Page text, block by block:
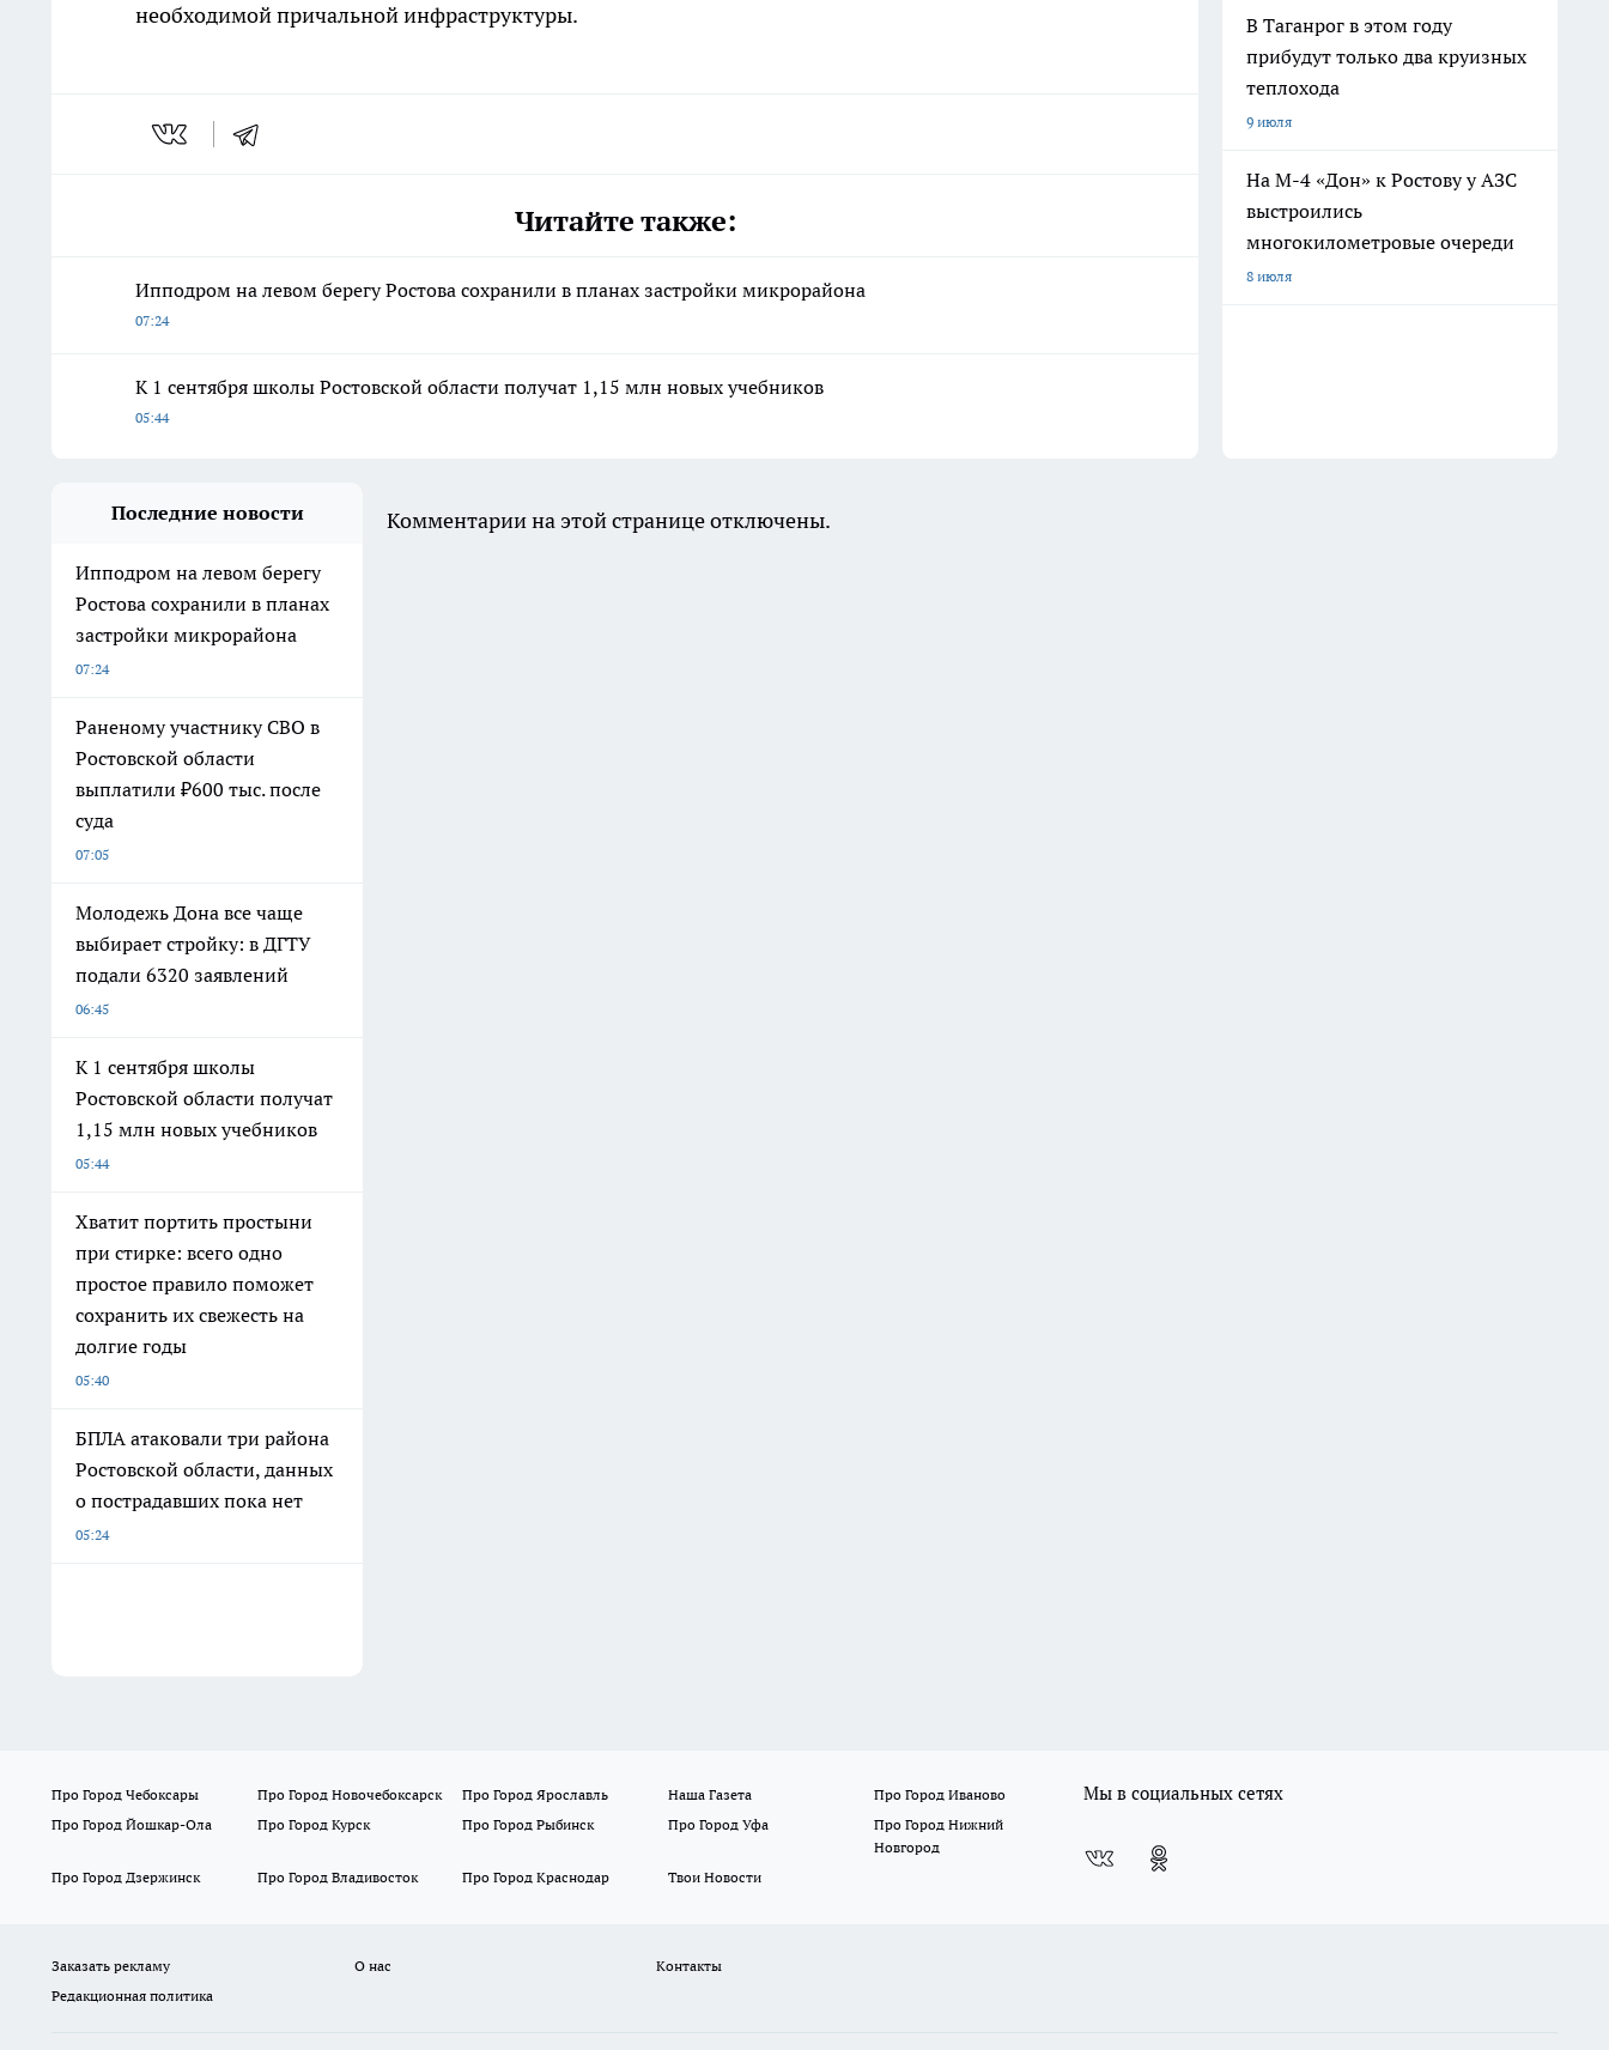
необходимой причальной инфраструктуры.
Читайте также:
Ипподром на левом берегу Ростова сохранили в планах застройки микрорайона
07:24
К 1 сентября школы Ростовской области получат 1,15 млн новых учебников
05:44
В Таганрог в этом году
прибудут только два круизных
теплохода
9 июля
На М-4 «Дон» к Ростову у АЗС
выстроились
многокилометровые очереди
8 июля
Последние новости
Ипподром на левом берегу
Ростова сохранили в планах
застройки микрорайона
07:24
Раненому участнику СВО в
Ростовской области
выплатили ₽600 тыс. после
суда
07:05
Молодежь Дона все чаще
выбирает стройку: в ДГТУ
подали 6320 заявлений
06:45
К 1 сентября школы
Ростовской области получат
1,15 млн новых учебников
05:44
Хватит портить простыни
при стирке: всего одно
простое правило поможет
сохранить их свежесть на
долгие годы
05:40
БПЛА атаковали три района
Ростовской области, данных
о пострадавших пока нет
05:24
Комментарии на этой странице отключены.
Про Город Чебоксары Про Город Новочебоксарск Про Город Ярославль Наша Газета
Про Город Иваново
Про Город Йошкар-Ола
Про Город Курск Про Город Рыбинск Про Город Уфа
Про Город Нижний
Новгород
Про Город Дзержинск
Про Город Владивосток Про Город Краснодар Твои Новости
Мы в социальных сетях
Заказать рекламу О нас
Контакты
Редакционная политика